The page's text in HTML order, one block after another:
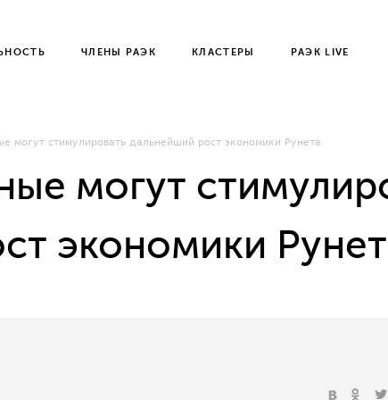
ЧЛЕНЫ РАЭК КЛАСТЕРЫ РАЭК LIVE
могут стимулировать дальнейший рост экономики Рунета
могут
экономики